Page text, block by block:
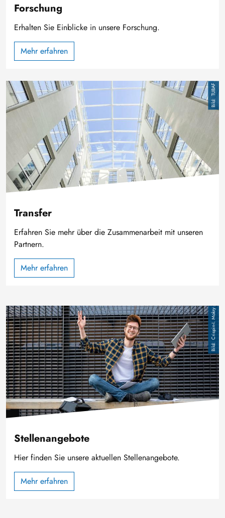
Forschung
Erhalten Sie Einblicke in unsere Forschung.
Mehr erfahren
Bild TUBAF
Transfer
Erfahren Sie mehr über die Zusammenarbeit mit unseren
Partnern.
Mehr erfahren
Bild Crispin-I. Mokry
Stellenangebote
Hier finden Sie unsere aktuellen Stellenangebote.
Mehr erfahren